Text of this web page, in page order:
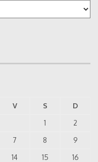
V S
D
1
2
7 8
9
14 15
16